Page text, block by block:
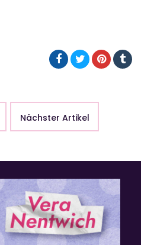
Nächster Artikel